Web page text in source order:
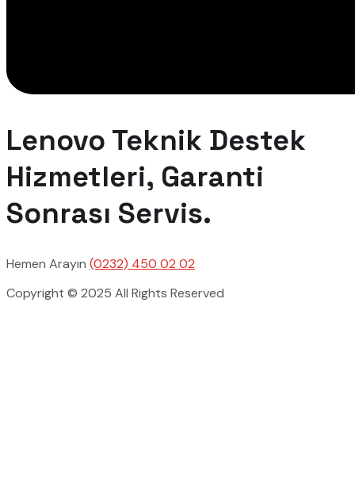
Lenovo Teknik Destek
Hizmetleri, Garanti
Sonrası Servis.
Hemen Arayın (0232) 450 02 02
Copyright © 2025 All Rights Reserved